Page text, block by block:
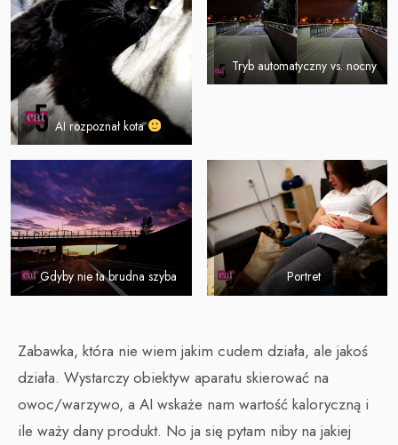
AI rozpoznał kota
Tryb automatyczny vs. nocny
Gdyby nie ta brudna szyba Portret
Zabawka, która nie wiem jakim cudem działa, ale jakoś
działa. Wystarczy obiektyw aparatu skierować na
owoc/warzywo, a AI wskaże nam wartość kaloryczną i
ile waży dany produkt. No ja się pytam niby na jakiej